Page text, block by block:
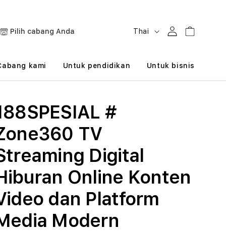
Pilih cabang Anda
B
h
Thai MasukKeranjang
kami Untuk pendidikan Untuk bisnis
#
TV
Digital
Online Konten
dan Platform
Modern